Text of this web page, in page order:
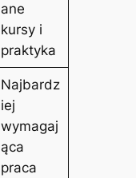
ane
kursy i
praktyka
Najbardz
iej
wymagaj
ąca
praca